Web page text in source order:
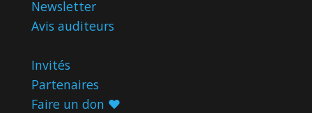
Newsletter
Avis auditeurs
Invités
Partenaires
Faire un don ♥️